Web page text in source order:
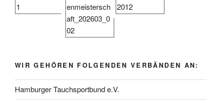
WIR GEHÖREN FOLGENDEN VERBÄNDEN AN:
Hamburger Tauchsportbund e.V.